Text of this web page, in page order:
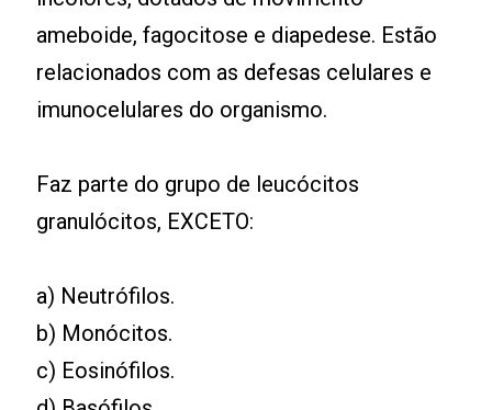
ameboide, fagocitose e diapedese. Estão
relacionados com as defesas celulares e
imunocelulares do organismo.
Faz parte do grupo de leucócitos
granulócitos, EXCETO:
a) Neutrófilos.
b) Monócitos.
c) Eosinófilos.